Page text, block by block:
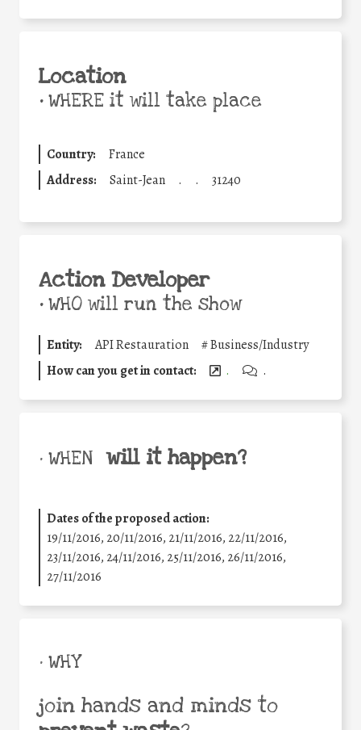
Location
•WHERE it will take place
Country:
France
Address:
Saint-Jean . . 31240
Action Developer
•WHO will run the show
Entity: API Restauration #Business/Industry
How can you get in contact:
. .
• WHEN will it happen?
Dates of the proposed action:
19/11/2016, 20/11/2016, 21/11/2016, 22/11/2016,
23/11/2016, 24/11/2016, 25/11/2016, 26/11/2016,
27/11/2016
• WHY
join hands and minds to